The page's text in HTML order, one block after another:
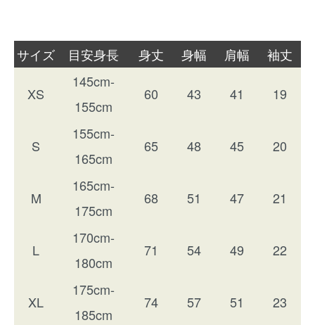
サイズ 目安身長 身丈 身幅 肩幅 袖丈
XS
145cm-
155cm
60 43 41 19
S
155cm-
165cm
65 48 45 20
M
165cm-
175cm
68 51 47 21
L
170cm-
180cm
71 54 49 22
XL
175cm-
185cm
74 57 51 23